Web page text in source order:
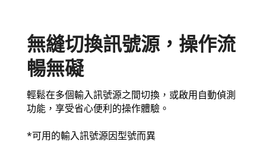
無縫切換訊號源，操作流
暢無礙
輕鬆在多個輸入訊號源之間切換，或啟用自動偵測
功能，享受省心便利的操作體驗。
*可用的輸入訊號源因型號而異